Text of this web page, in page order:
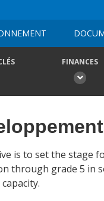
FINANCES
is to set the stage
through grade 5 in